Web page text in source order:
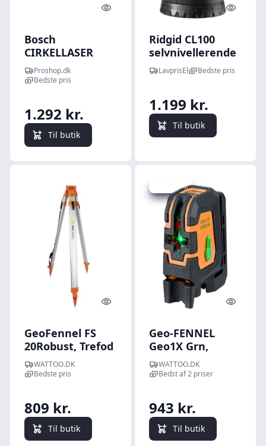
Quick look
Bosch
CIRKELLASER
ADVANCEDLEVEL
360 BASIC
Proshop.dk
Bedste pris
1.292 kr.
Til butik
Quick
Ridgid CL100
selvnivellerende
krydslaser med
stativ
LavprisEl Bedste pris
1.199 kr.
Til butik
Quick look
GeoFennel FS
20Robust, Trefod
stativ, anlaser,
105-165 cm, med
WATTOO.DK
Bedste pris
809 kr.
Til butik
Spar 35 kr.
Quick
Geo-FENNEL
Geo1X Grn,
selvnivellerende
krydslaser
WATTOO.DK
Bedst af 2 priser
943 kr.
Til butik